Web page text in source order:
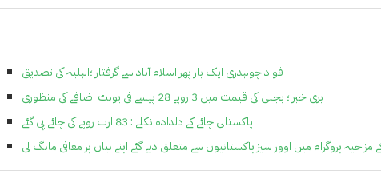
فواد چوہدری ایک بار پھر اسلام آباد سے گرفتار ؛اہلیہ کی تصدیق
بری خبر ؛ بجلی کی قیمت میں 3 روپے 28 پیسے فی یونٹ اضافے کی منظوری
پاکستانی چائے کے دلدادہ نکلے : 83 ارب روپے کی چائے پی گئے
پروگرام میں اوور سیز پاکستانیوں سے متعلق دیے گئے اپنے بیان پر معافی مانگ لی